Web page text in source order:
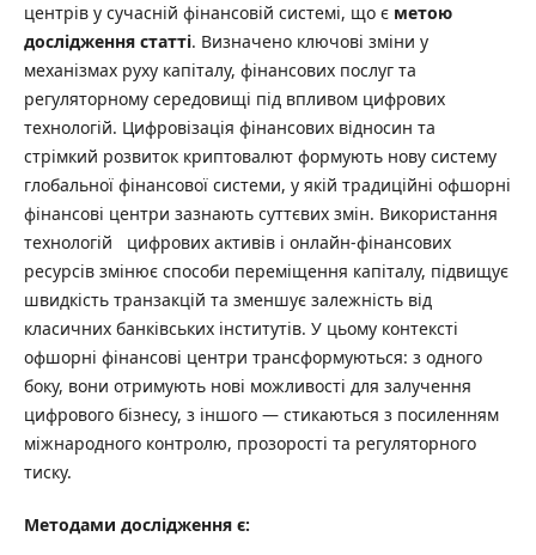
центрів у сучасній фінансовій системі, що є метою
дослідження статті. Визначено ключові зміни у
механізмах руху капіталу, фінансових послуг та
регуляторному середовищі під впливом цифрових
технологій. Цифровізація фінансових відносин та
стрімкий розвиток криптовалют формують нову систему
глобальної фінансової системи, у якій традиційні офшорні
фінансові центри зазнають суттєвих змін. Використання
технологій цифрових активів і онлайн-фінансових
ресурсів змінює способи переміщення капіталу, підвищує
швидкість транзакцій та зменшує залежність від
класичних банківських інститутів. У цьому контексті
офшорні фінансові центри трансформуються: з одного
боку, вони отримують нові можливості для залучення
цифрового бізнесу, з іншого — стикаються з посиленням
міжнародного контролю, прозорості та регуляторного
тиску.
Методами дослідження є: